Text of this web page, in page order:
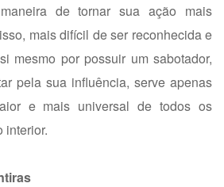
de tornar sua ação mais
mais difícil de ser reconhecida e
mesmo por possuir um sabotador,
pela sua influência, serve apenas
e mais universal de todos os
interior.